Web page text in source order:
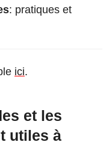
: pratiques et
ici.
et les
utiles à